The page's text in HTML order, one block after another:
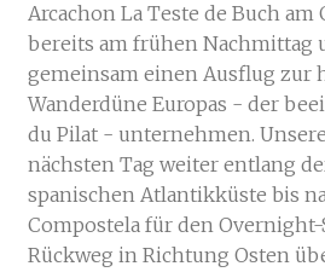
Arcachon La Teste de Buch am
bereits am frühen Nachmittag
gemeinsam einen Ausflug zur
Wanderdüne Europas - der
du Pilat - unternehmen.
nächsten Tag weiter entlang
spanischen Atlantikküste bis
Compostela für den Overnight-
Rückweg in Richtung Osten